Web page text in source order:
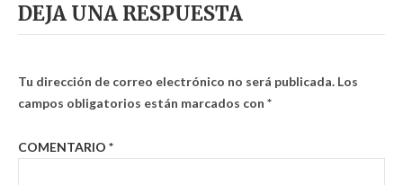
DEJA UNA RESPUESTA
Tu dirección de correo electrónico no será publicada. Los
campos obligatorios están marcados con *
COMENTARIO *